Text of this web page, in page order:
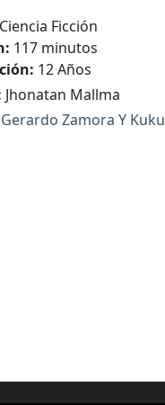
Ciencia Ficción
117 minutos
12 Años
Jhonatan Mallma
Gerardo Zamora Y